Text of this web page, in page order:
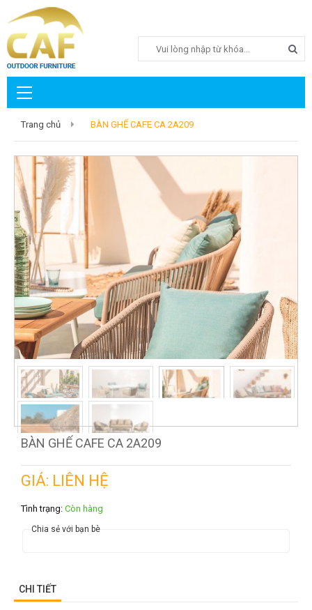
Trang chủ BÀN GHẾ CAFE CA 2A209
BÀN GHẾ CAFE CA 2A209
GIÁ: LIÊN HỆ
Tình trạng: Còn hàng
Chia sẻ với bạn bè
CHI TIẾT